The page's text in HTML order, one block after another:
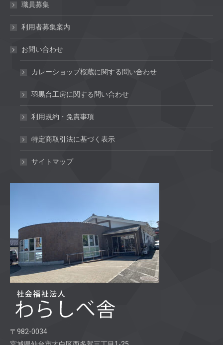
職員募集
利用者募集案内
お問い合わせ
カレーショップ桜蔵に関する問い合わせ
羽黒台工房に関する問い合わせ
利用規約・免責事項
特定商取引法に基づく表示
サイトマップ
〒982-0034